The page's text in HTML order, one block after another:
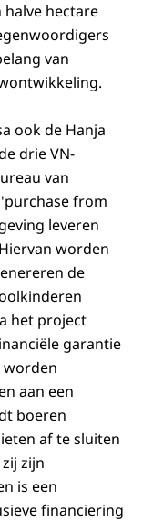
hectare
van
ook de Hanja
drie VN-
van
from
leveren
worden
de
het project
garantie
aan een
boeren
af te sluiten
zijn
is een
financiering